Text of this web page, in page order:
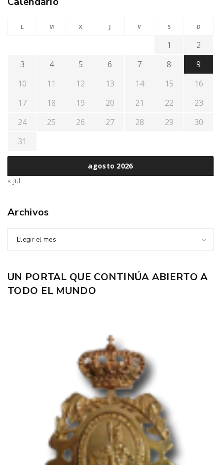
agosto 2026
L M X J V S D
1
2
3
4 5 6 7 8
9
10
11 12 13 14 15
16
17
18 19 20 21 22
23
24
25 26 27 28 29
30
31
« Jul
Archivos
Elegir el mes
UN PORTAL QUE CONTINÚA ABIERTO A
TODO EL MUNDO